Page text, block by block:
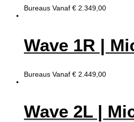
Bureaus Vanaf € 2.349,00
Wave 1R |
Bureaus Vanaf € 2.449,00
Wave 2L |